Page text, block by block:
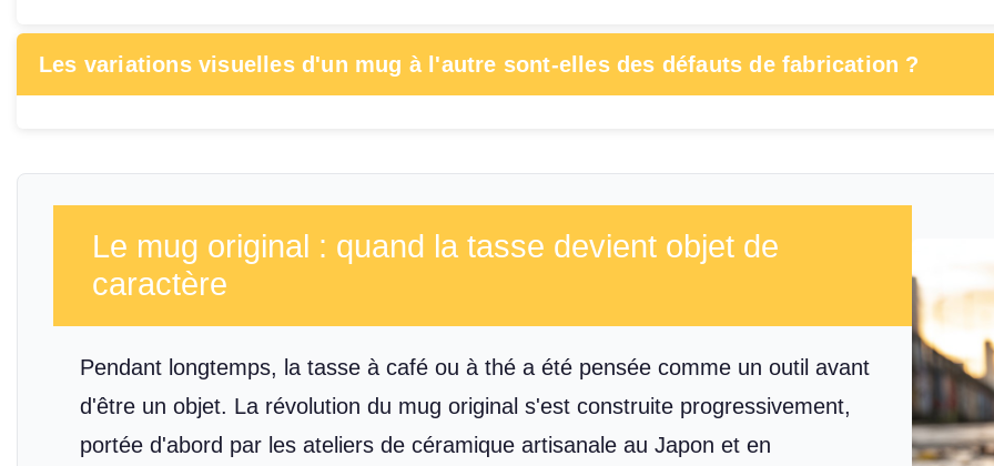
Les variations visuelles d'un mug à l'autre sont-elles des défauts de fabrication ?
Le mug original : quand la tasse devient objet de
caractère
Pendant longtemps, la tasse à café ou à thé a été pensée comme un outil avant
d'être un objet. La révolution du mug original s'est construite progressivement,
portée d'abord par les ateliers de céramique artisanale au Japon et en